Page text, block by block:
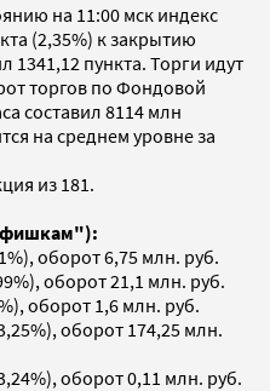
на 11:00 мск индекс
(2,35%) к закрытию
1341,12 пункта. Торги идут
торгов по Фондовой
составил 8114 млн
на среднем уровне за
из 181.
фишкам"):
оборот 6,75 млн. руб.
оборот 21,1 млн. руб.
оборот 1,6 млн. руб.
оборот 174,25 млн.
оборот 0,11 млн. руб.